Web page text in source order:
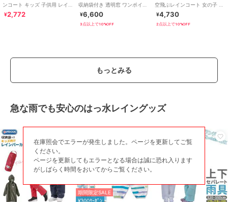
ンコート キッズ 子供用 レイン
ウェア 男の子 女の子
¥2,772
収納袋付き 透明窓 ワンポイン
ト ロゴ クリザンテーム ヌネッ
¥6,600
3点以上で10%OFF
空飛ぶレインコート 女の子 男
の子 レインウェア
¥4,730
2点以上で10%OFF
もっとみる
急な雨でも安心のはっ水レイングッズ
期間限定SALE
¥300ｸｰﾎﾟﾝ
在庫照会でエラーが発生しました。ページを更新してご覧
ください。
ページを更新してもエラーとなる場合は誠に恐れ入ります
がしばらく時間をおいてからご覧ください。